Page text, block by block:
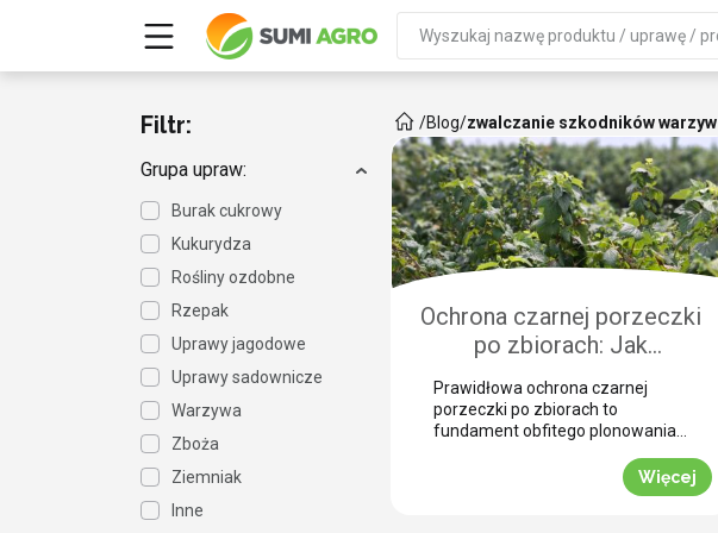
Filtr:
Grupa upraw:
Burak cukrowy
Kukurydza
Rośliny ozdobne
Rzepak
Uprawy jagodowe
Uprawy sadownicze
Warzywa
Zboża
Ziemniak
Inne
/Blog/zwalczanie szkodników warzyw
Ochrona czarnej porzeczki
po zbiorach: Jak
zabezpieczyć plantację
przed chorobami i
szkodnikami?
Prawidłowa ochrona czarnej
porzeczki po zbiorach to
fundament obfitego plonowania
mechaniczny nieuchronnie
powoduje liczne uszkodzenia
Więcej